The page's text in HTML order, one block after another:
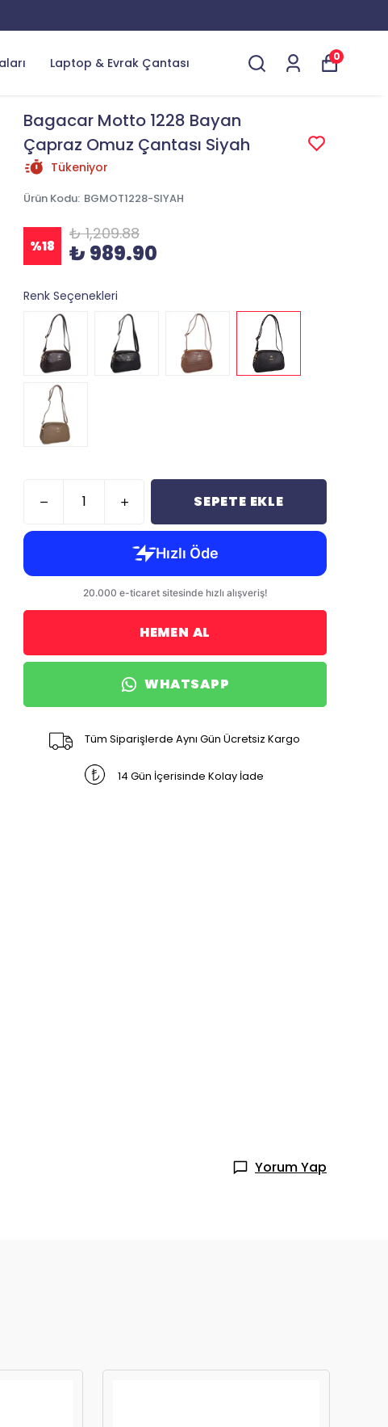
Laptop & Evrak Çantası 0
Bagacar Motto 1228 Bayan
Çapraz Omuz Çantası Siyah
Tükeniyor
Ürün Kodu: BGMOT1228-SIYAH
%18
₺ 1,209.88
₺ 989.90
Renk Seçenekleri
SEPETE EKLE
HEMEN AL
WHATSAPP
Tüm Siparişlerde Aynı Gün Ücretsiz Kargo
14 Gün İçerisinde Kolay İade
Yorum Yap